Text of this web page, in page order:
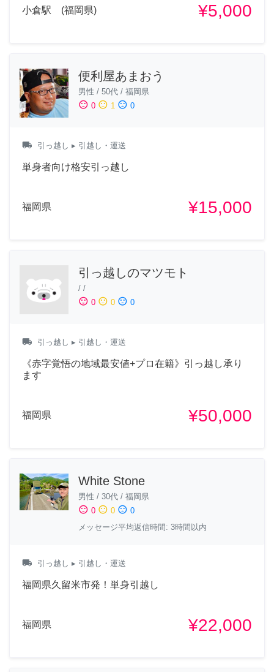
小倉駅 (福岡県) ¥5,000
便利屋あまおう
男性 / 50代 / 福岡県
sentiment_satisfied 0 sentiment_neutral 1 sentiment_dissatisfied 0
local_shipping 引っ越し ▸ 引越し・運送
単身者向け格安引っ越し
福岡県 ¥15,000
引っ越しのマツモト
/ /
sentiment_satisfied 0 sentiment_neutral 0 sentiment_dissatisfied 0
local_shipping 引っ越し ▸ 引越し・運送
《赤字覚悟の地域最安値+プロ在籍》引っ越し承り
ます
福岡県 ¥50,000
White Stone
男性 / 30代 / 福岡県
sentiment_satisfied 0 sentiment_neutral 0 sentiment_dissatisfied 0
メッセージ平均返信時間: 3時間以内
local_shipping 引っ越し ▸ 引越し・運送
福岡県久留米市発！単身引越し
福岡県 ¥22,000